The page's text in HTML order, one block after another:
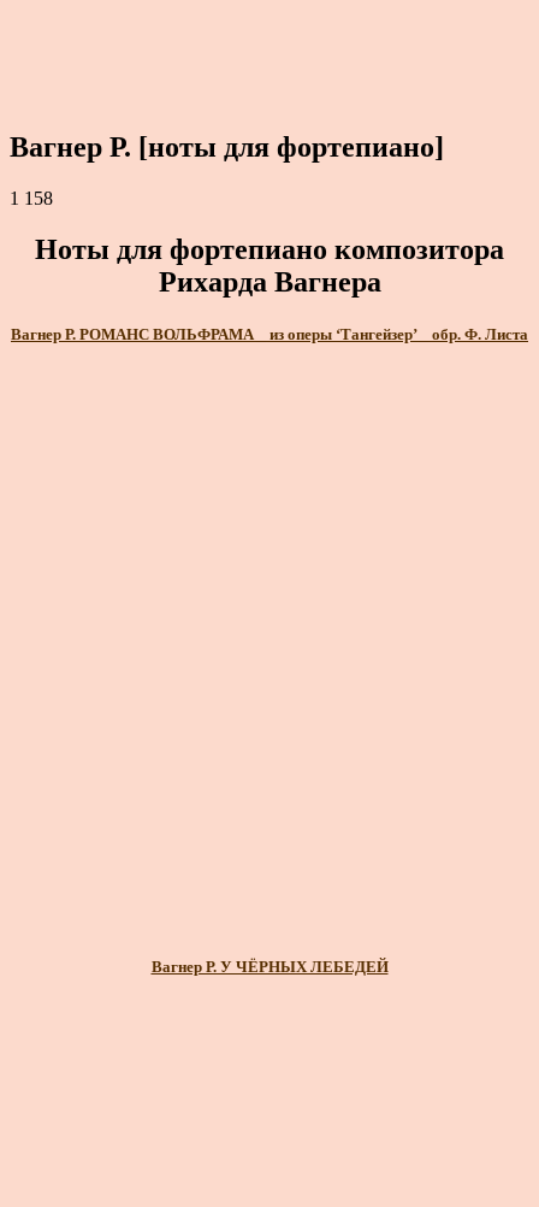
Вагнер Р. [ноты для фортепиано]
1 158
Ноты для фортепиано композитора
Рихарда Вагнера
Вагнер Р. РОМАНС ВОЛЬФРАМА _ из оперы ‘Тангейзер’ _ обр. Ф. Листа
Вагнер Р. У ЧЁРНЫХ ЛЕБЕДЕЙ